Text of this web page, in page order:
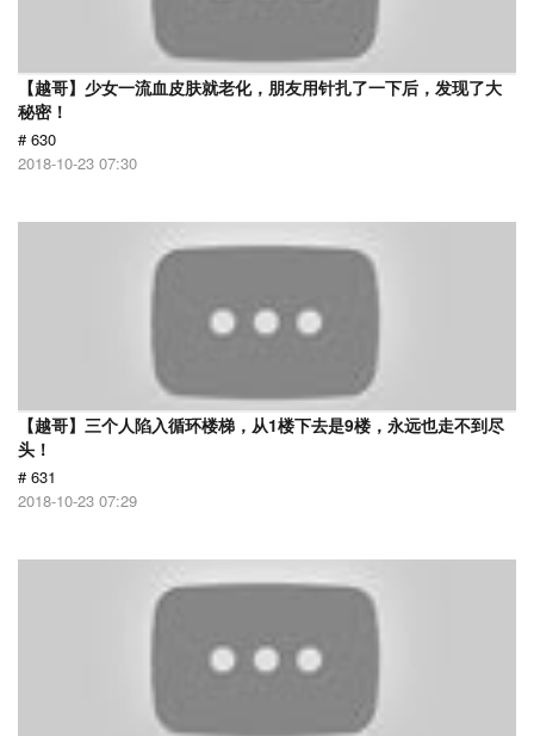
【越哥】少女一流血皮肤就老化，朋友用针扎了一下后，发现了大
秘密！
# 630
2018-10-23 07:30
【越哥】三个人陷入循环楼梯，从1楼下去是9楼，永远也走不到尽
头！
# 631
2018-10-23 07:29